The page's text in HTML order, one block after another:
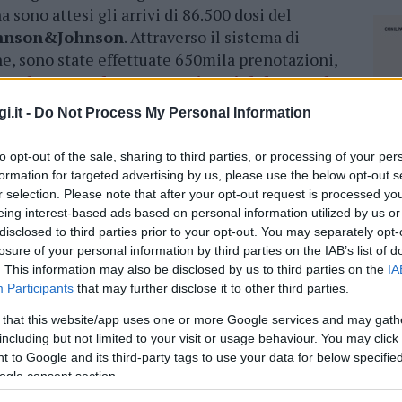
- Do Not Process My Personal Information
opt-out of the sale, sharing to third parties, or processing of your
for targeted advertising by us, please use the below opt-out
selection. Please note that after your opt-out request is processed
interest-based ads based on personal information utilized by us
to third parties prior to your opt-out. You may separately
of your personal information by third parties on the IAB’s list of
This information may also be disclosed by us to third parties on the
Participants that may further disclose it to other third parties.
that this website/app uses one or more Google services and may
but not limited to your visit or usage behaviour. You may
to Google and its third-party tags to use your data for below
consent section.
sono attesi gli arrivi di 86.500 dosi del
. Attraverso il sistema di
sono state effettuate 650mila prenotazioni,
sabato con l’apertura ai nati dal 1982 al
della Regione, Christian Solinas – e
ha già ricevuto almeno la prima
sta facendo la propria parte nella lotta contro il
imprimere un’ulteriore accelerazione
resta quello di completare la campagna
estiva muove i suoi primi passi, mostrando
economia a lungo provata
resta comunque un pericolo e servirà
di tutti. Dobbiamo difendere gli
resta la strada maestra per
stiamo concentrando ogni sforzo”.